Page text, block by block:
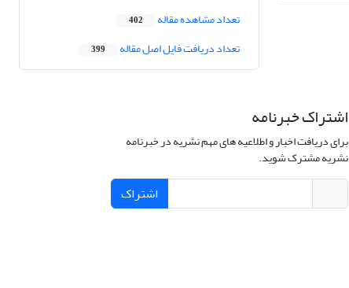
تعداد مشاهده مقاله 402
تعداد دریافت فایل اصل مقاله 399
اشتراک خبرنامه
برای دریافت اخبار و اطلاعیه های مهم نشریه در خبرنامه
نشریه مشترک شوید.
اشتراک